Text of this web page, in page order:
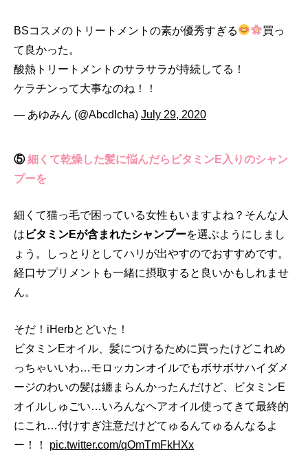
BSコスメのトリートメントの素が優秀すぎる
買っ
て良かった。
酸熱トリートメントのサラサラが持続してる！
ケラチンって大事なのね！！
— あゆみん (@AbcdIcha) July 29, 2020
⑤細くて乾燥した髪に悩んだらビタミンE入りのシャン
プーを
細くて猫っ毛で困っている女性もいますよね？そんな人
は ビタミンEが含まれたシャンプーを選ぶようにしまし
ょう。しっとりとしてハリが出やすのでおすすめです。
経口サプリメントも一緒に摂取すると良いかもしれませ
ん。
そだ！iHerbとどいた！
ビタミンEオイル、髪につけるために買ったけどこれめ
っちゃいいわ…モロッカンオイルでもボサボサハイダメ
ージのわいの髪は纏まらんかったんだけど、ビタミンE
オイルしゅごい…いろんなヘアオイル使ってきて最終的
にこれ…付けすぎ注意だけどてゅるんてゅるんなるよ
ー！！ pic.twitter.com/qOmTmFkHXx